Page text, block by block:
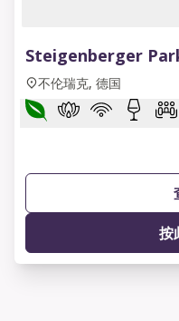
Steigenberger
不伦瑞克, 德国
按